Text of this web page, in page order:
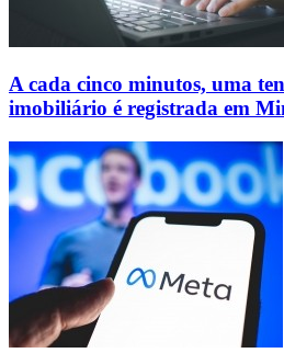
A cada cinco minutos, uma
imobiliário é registrada em